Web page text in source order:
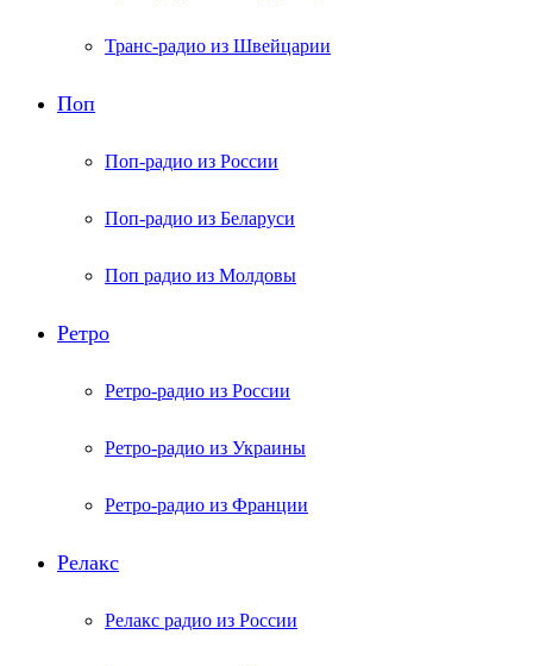
Транс-радио из Швейцарии
Поп
Поп-радио из России
Поп-радио из Беларуси
Поп радио из Молдовы
Ретро
Ретро-радио из России
Ретро-радио из Украины
Ретро-радио из Франции
Релакс
Релакс радио из России